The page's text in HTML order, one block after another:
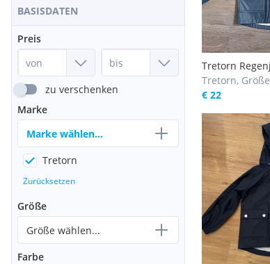
BASISDATEN
Preis
zu verschenken
Marke
Marke wählen...
Tretorn
Zurücksetzen
Größe
Größe wählen...
Farbe
Tretorn
Tretorn,
€ 22